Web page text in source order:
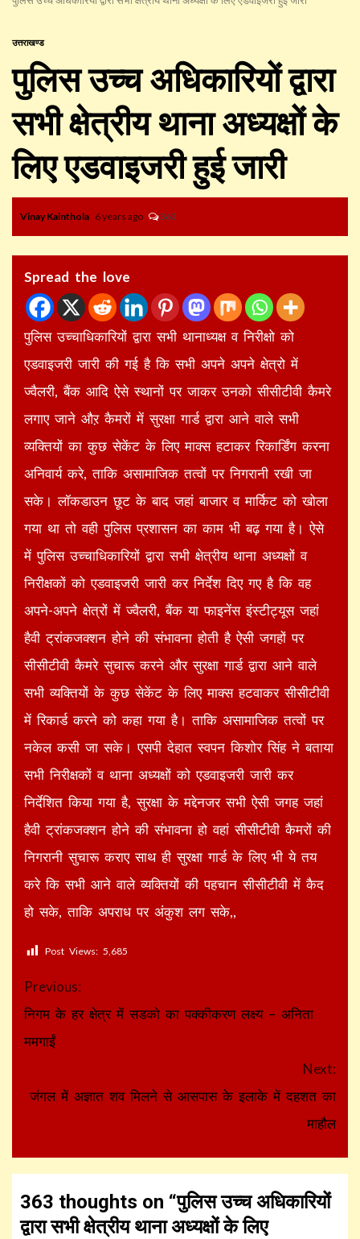
उत्तराखण्ड
पुलिस उच्च अधिकारियों द्वारा
सभी क्षेत्रीय थाना अध्यक्षों के
लिए एडवाइजरी हुई जारी
Vinay Kainthola 6 years ago 363
Spread the love
पुलिस उच्चाधिकारियों द्वारा सभी थानाध्यक्ष व निरीक्षो को
एडवाइजरी जारी की गई है कि सभी अपने अपने क्षेत्रो में
ज्वैलरी, बैंक आदि ऐसे स्थानों पर जाकर उनको सीसीटीवी कैमरे
लगाए जाने औऱ कैमरों में सुरक्षा गार्ड द्वारा आने वाले सभी
व्यक्तियों का कुछ सेकेंट के लिए माक्स हटाकर रिकार्डिंग करना
अनिवार्य करे, ताकि असामाजिक तत्वों पर निगरानी रखी जा
सके। लॉकडाउन छूट के बाद जहां बाजार व मार्किट को खोला
गया था तो वही पुलिस प्रशासन का काम भी बढ़ गया है। ऐसे
में पुलिस उच्चाधिकारियों द्वारा सभी क्षेत्रीय थाना अध्यक्षों व
निरीक्षकों को एडवाइजरी जारी कर निर्देश दिए गए है कि वह
अपने-अपने क्षेत्रों में ज्वैलरी, बैंक या फाइनेंस इंस्टीट्यूस जहां
हैवी ट्रांकजक्शन होने की संभावना होती है ऐसी जगहों पर
सीसीटीवी कैमरे सुचारू करने और सुरक्षा गार्ड द्वारा आने वाले
सभी व्यक्तियों के कुछ सेकेंट के लिए माक्स हटवाकर सीसीटीवी
में रिकार्ड करने को कहा गया है। ताकि असामाजिक तत्वों पर
नकेल कसी जा सके। एसपी देहात स्वपन किशोर सिंह ने बताया
सभी निरीक्षकों व थाना अध्यक्षों को एडवाइजरी जारी कर
निर्देशित किया गया है, सुरक्षा के मद्देनजर सभी ऐसी जगह जहां
हैवी ट्रांकजक्शन होने की संभावना हो वहां सीसीटीवी कैमरों की
निगरानी सुचारू कराए साथ ही सुरक्षा गार्ड के लिए भी ये तय
करे कि सभी आने वाले व्यक्तियों की पहचान सीसीटीवी में कैद
हो सके, ताकि अपराध पर अंकुश लग सके,,
Post Views: 5,685
Continue
Reading
Previous:
निगम के हर क्षेत्र में सडको का पक्कीकरण लक्ष्य – अनिता
ममगाईं
Next:
जंगल में अज्ञात शव मिलने से आसपास के इलाके में दहशत का
माहौल
363 thoughts on “पुलिस उच्च अधिकारियों
द्वारा सभी क्षेत्रीय थाना अध्यक्षों के लिए